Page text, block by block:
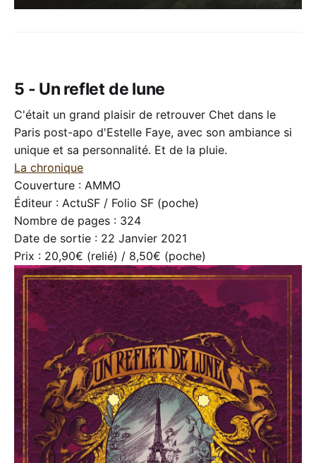
5 - Un reflet de lune
C'était un grand plaisir de retrouver Chet dans le
Paris post-apo d'Estelle Faye, avec son ambiance si
unique et sa personnalité. Et de la pluie.
La chronique
Couverture : AMMO
Éditeur : ActuSF / Folio SF (poche)
Nombre de pages : 324
Date de sortie : 22 Janvier 2021
Prix : 20,90€ (relié) / 8,50€ (poche)